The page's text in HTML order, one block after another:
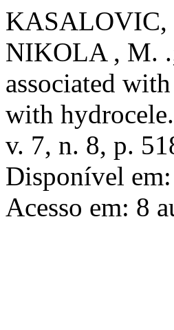
KASALOVIC,
NIKOLA , M.
associated
with hydrocele.
v. 7, n. 8, p.
Disponível
Acesso em: 8